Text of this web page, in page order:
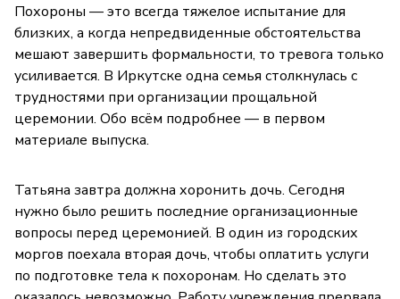
Похороны — это всегда тяжелое испытание для
близких, а когда непредвиденные обстоятельства
мешают завершить формальности, то тревога только
усиливается. В Иркутске одна семья столкнулась с
трудностями при организации прощальной
церемонии. Обо всём подробнее — в первом
материале выпуска.
Татьяна завтра должна хоронить дочь. Сегодня
нужно было решить последние организационные
вопросы перед церемонией. В один из городских
моргов поехала вторая дочь, чтобы оплатить услуги
по подготовке тела к похоронам. Но сделать это